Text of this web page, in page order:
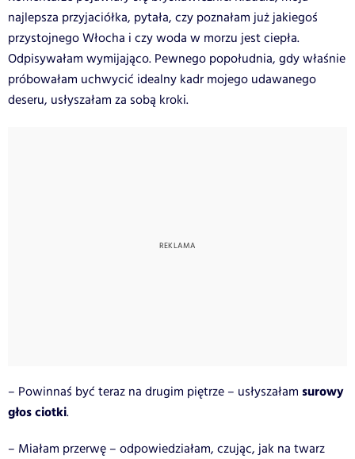
najlepsza przyjaciółka, pytała, czy poznałam już jakiegoś
przystojnego Włocha i czy woda w morzu jest ciepła.
Odpisywałam wymijająco. Pewnego popołudnia, gdy właśnie
próbowałam uchwycić idealny kadr mojego udawanego
deseru, usłyszałam za sobą kroki.
– Powinnaś być teraz na drugim piętrze – usłyszałam surowy
głos ciotki.
– Miałam przerwę – odpowiedziałam, czując, jak na twarz